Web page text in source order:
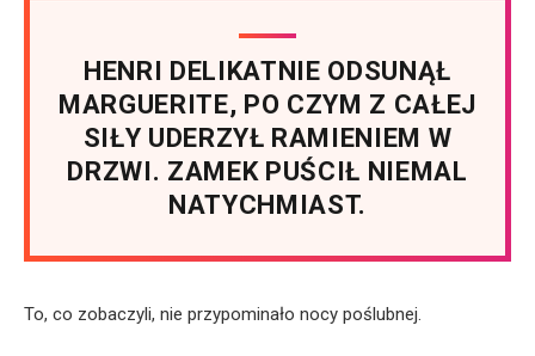
HENRI DELIKATNIE ODSUNĄŁ
MARGUERITE, PO CZYM Z CAŁEJ
SIŁY UDERZYŁ RAMIENIEM W
DRZWI. ZAMEK PUŚCIŁ NIEMAL
NATYCHMIAST.
To, co zobaczyli, nie przypominało nocy poślubnej.